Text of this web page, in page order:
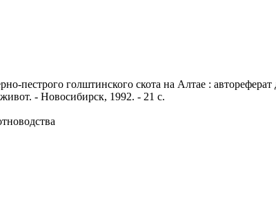
пестрого голштинского скота на Алтае :
- Новосибирск, 1992. - 21 с.